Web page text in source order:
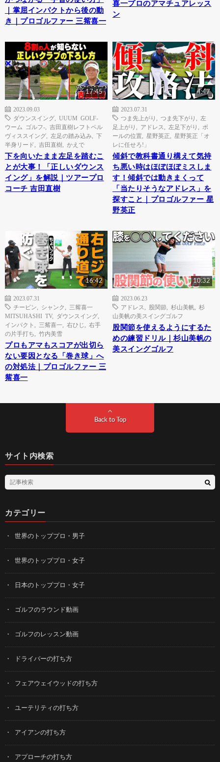
｜掌屈インパクトから後の動
き｜プロゴルファー 三觜喜一
喜一プロのアマチュアレッス
ン
17:45
2023.09.03
ダウンスイング
UUUM GOLF-
ウーム ゴルフ-
吉田直樹レフトペル
ヴィススイング
左足の踏み込み
下
半身リード
吉田直樹 かえで
下を向いたまま左足を踏むこ
とが大事！「正しいダウンス
イング」を解説｜ツアープロ
コーチ 吉田直樹
4:47
2023.07.31
つま先上がり
つま先下がり
左
足上がり
アドレス 左足下がり
ボ
ールの位置
星野英正
星野英正「オ
レに任せろ!」
傾斜で教科書通り構えて気持
ち悪い時はほぼほぼミスしま
す！傾斜では動きまくって
「当たりそうなアドレス」を
探すこと｜プロゴルファー 星
野英正
16:42
2023.07.31
チーピン
シャンク
三觜喜一
MITSUHASHI TV, ダウンスイング
インパクト
三觜喜一 右ひじ
右手
の片手打ち
竹内美雪
プロもアマもスコアが出切ら
ない要因となる「巻き球」へ
の対処法｜プロゴルファー 三
觜喜一
10:32
2023.06.23
アドレス
股関節 杉山美帆
杉
山美帆の美スイングゴルフ
股関節を使えるようにするた
めの練習ドリル｜杉山美帆の
美スイングゴルフ
Back to Top
サイト内検索
カテゴリー
世界のトッププロ・男子
世界のトッププロ・女子
日本のトッププロ・女子
ゴルフのラウンド動画
ゴルフのレッスン動画
ドライバーの打ち方
フェアウェイウッドの打ち方
ユーテリティの打ち方
アイアンの打ち方
アプローチの打ち方